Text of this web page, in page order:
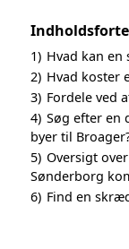
1) Hvad kan
2) Hvad koster
3) Fordele ved
4) Søg efter en
byer til
5) Oversigt
Sønderborg
6) Find en